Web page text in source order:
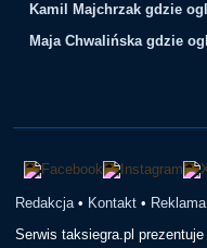
Kamil Majchrzak gdzie
Maja Chwalińska gdzie
Redakcja • Kontakt • Reklama
Serwis taksiegra.pl